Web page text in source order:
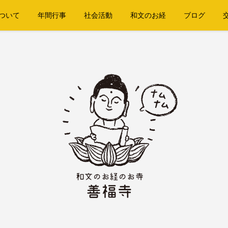
いて 年間行事 社会活動 和文のお経 ブログ